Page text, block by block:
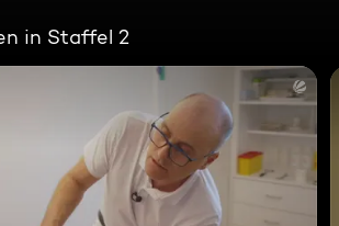
in Staffel 2